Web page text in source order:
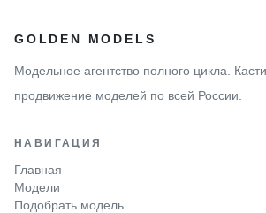
GOLDEN MODELS
Модельное агентство полного цикла.
продвижение моделей по всей России.
НАВИГАЦИЯ
Главная
Модели
Подобрать модель